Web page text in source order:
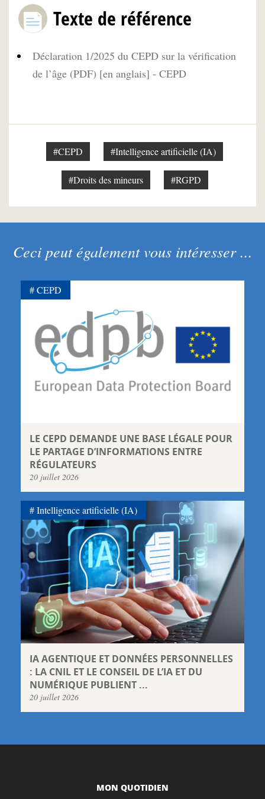
Texte de référence
Déclaration 1/2025 du CEPD sur la vérification
de l’âge (PDF) [en anglais] - CEPD
#CEPD #Intelligence artificielle (IA)
#Droits des mineurs #RGPD
Ceci peut également vous intéresser ...
LE CEPD DEMANDE UNE BASE LÉGALE POUR
LE PARTAGE D’INFORMATIONS ENTRE
RÉGULATEURS
20 juillet 2026
CEPD
IA AGENTIQUE ET DONNÉES PERSONNELLES
: LA CNIL ET LE CONSEIL DE L’IA ET DU
NUMÉRIQUE PUBLIENT ...
20 juillet 2026
Intelligence artificielle (IA)
MON QUOTIDIEN